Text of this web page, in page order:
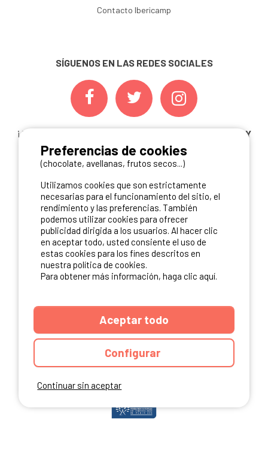
Contacto Ibericamp
SÍGUENOS EN LAS REDES SOCIALES
¡ Y NO TE PIERDAS NUESTRAS
OFERTAS, CONCURSOS Y
NOVEDADESINSCRIBIÉNDOTE A NUESTRA
NEWSLETTER!
ME INSCRIBO
NUESTROS PARTNERS
Continuar sin aceptar
Preferencias de cookies
(chocolate, avellanas, frutos secos...)
Utilizamos cookies que son estrictamente
necesarias para el funcionamiento del sitio, el
rendimiento y las preferencias. También
podemos utilizar cookies para ofrecer
publicidad dirigida a los usuarios. Al hacer clic
en aceptar todo, usted consiente el uso de
estas cookies para los fines descritos en
nuestra política de cookies.
Para obtener más información, haga clic aquí.
Aceptar todo
Configurar